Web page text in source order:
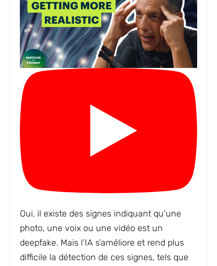
Oui, il existe des signes indiquant qu’une
photo, une voix ou une vidéo est un
deepfake. Mais l’IA s’améliore et rend plus
difficile la détection de ces signes, tels que